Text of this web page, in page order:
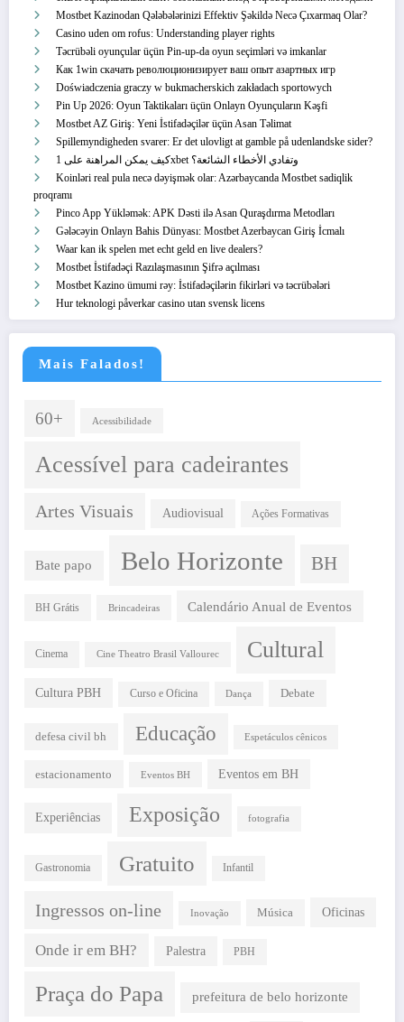
Mostbet Kazinodan Qələbələrinizi Effektiv Şəkildə Necə Çıxarmaq Olar?
Casino uden om rofus: Understanding player rights
Təcrübəli oyunçular üçün Pin-up-da oyun seçimləri və imkanlar
Как 1win скачать революционизирует ваш опыт азартных игр
Doświadczenia graczy w bukmacherskich zakładach sportowych
Pin Up 2026: Oyun Taktikaları üçün Onlayn Oyunçuların Kəşfi
Mostbet AZ Giriş: Yeni İstifadəçilər üçün Asan Təlimat
Spillemyndigheden svarer: Er det ulovligt at gamble på udenlandske sider?
كيف يمكن المراهنة على 1xbet وتفادي الأخطاء الشائعة؟
Koinləri real pula necə dəyişmək olar: Azərbaycanda Mostbet sadiqlik
proqramı
Pinco App Yükləmək: APK Dəsti ilə Asan Quraşdırma Metodları
Gələcəyin Onlayn Bahis Dünyası: Mostbet Azerbaycan Giriş İcmalı
Waar kan ik spelen met echt geld en live dealers?
Mostbet İstifadəçi Razılaşmasının Şifrə açılması
Mostbet Kazino ümumi rəy: İstifadəçilərin fikirləri və təcrübələri
Hur teknologi påverkar casino utan svensk licens
Mais Falados!
60+ Acessibilidade
Acessível para cadeirantes
Artes Visuais Audiovisual Ações Formativas
Bate papo Belo Horizonte BH
BH Grátis Brincadeiras Calendário Anual de Eventos
Cinema Cine Theatro Brasil Vallourec Cultural
Cultura PBH Curso e Oficina Dança Debate
defesa civil bh Educação Espetáculos cênicos
estacionamento Eventos BH Eventos em BH
Experiências Exposição fotografia
Gastronomia Gratuito Infantil
Ingressos on-line Inovação Música Oficinas
Onde ir em BH? Palestra PBH
Praça do Papa prefeitura de belo horizonte